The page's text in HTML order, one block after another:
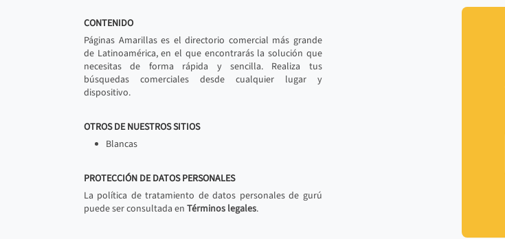
CONTENIDO
Páginas Amarillas es el directorio comercial más grande
de Latinoamérica, en el que encontrarás la solución que
necesitas de forma rápida y sencilla. Realiza tus
búsquedas comerciales desde cualquier lugar y
dispositivo.
OTROS DE NUESTROS SITIOS
Blancas
PROTECCIÓN DE DATOS PERSONALES
La política de tratamiento de datos personales de gurú
puede ser consultada en Términos legales.